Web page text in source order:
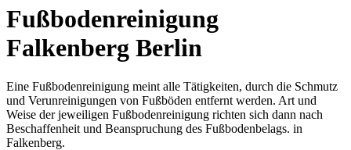
Fußbodenreinigung
Falkenberg Berlin
Eine Fußbodenreinigung meint alle Tätigkeiten, durch die Schmutz
und Verunreinigungen von Fußböden entfernt werden. Art und
Weise der jeweiligen Fußbodenreinigung richten sich dann nach
Beschaffenheit und Beanspruchung des Fußbodenbelags. in
Falkenberg.